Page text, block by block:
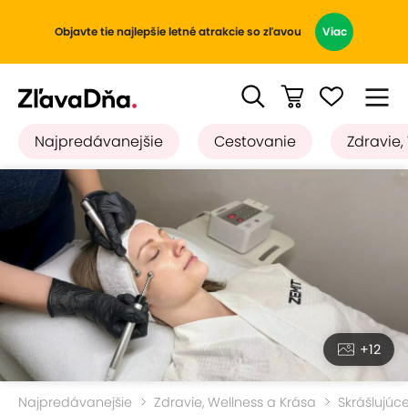
Objavte tie najlepšie letné atrakcie so zľavou Viac
Najpredávanejšie Cestovanie Zdravie,
+12
Najpredávanejšie Zdravie, Wellness a Krása